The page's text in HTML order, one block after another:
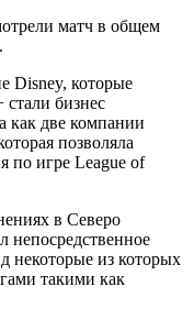
матч в общем
Disney, которые
бизнес
как две компании
позволяла
по игре League of
в Северо
непосредственное
некоторые из которых
такими как